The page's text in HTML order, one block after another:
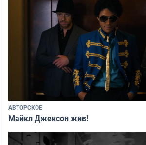
АВТОРСКОЕ
Майкл Джексон жив!